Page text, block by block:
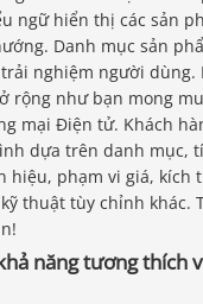
ngữ hiển thị các sản
Danh mục sản
nghiệm người dùng.
rộng như bạn mong
mại Điện tử. Khách
dựa trên danh mục,
hiệu, phạm vi giá, kích
thuật tùy chỉnh khác.
năng tương thích